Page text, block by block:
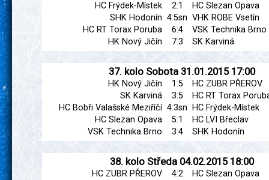
HC Frýdek-Místek
2:1
HC Slezan Opava
SHK Hodonín 4:5sn VHK ROBE Vsetín
HC RT Torax Poruba
6:4
VSK Technika Brno
HK Nový Jičín
7:3 SK Karviná
37. kolo Sobota 31.01.2015 17:00
HK Nový Jičín 1:5
HC ZUBR PŘEROV
SK Karviná
3:5
HC RT Torax
HC Bobři Valašské Meziříčí 4:3sn
HC Frýdek-Místek
HC Slezan Opava
5:1
HC LVI Břeclav
VSK Technika Brno
3:4 SHK Hodonín
38. kolo Středa 04.02.2015 18:00
HC ZUBR PŘEROV 4:2
HC Slezan Opava